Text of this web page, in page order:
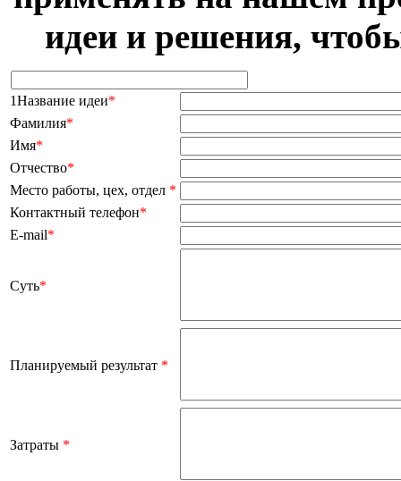
идеи и решения,
1Название идеи*
Фамилия*
Имя*
Отчество*
Место работы, цех, отдел *
Контактный телефон*
E-mail*
Суть*
Планируемый результат *
Затраты *